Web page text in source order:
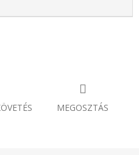
MEGOSZTÁS